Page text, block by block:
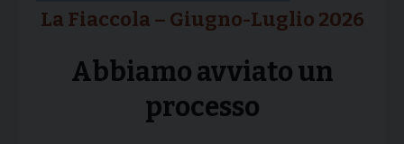
La Fiaccola – Giugno-Luglio 2026
Abbiamo avviato un
processo